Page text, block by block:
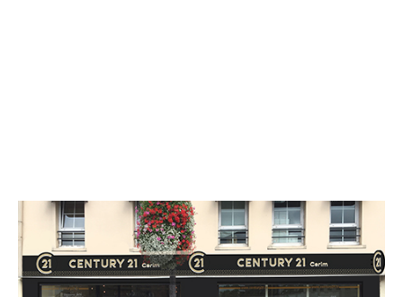
CENTURY 21 Cerim
5 Place Saint Jean
MELUN - 77000